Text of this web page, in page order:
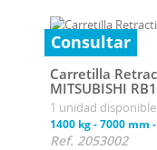
Consultar
Carretilla
MITSUBISHI
1 unidad disponible
1400 kg-7000 mm -
Ref. 2053002